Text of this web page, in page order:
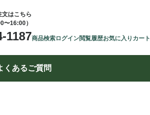
文はこちら
〜16:00）
1187商品検索ログイン閲覧履歴お気に入り カート
くあるご質問